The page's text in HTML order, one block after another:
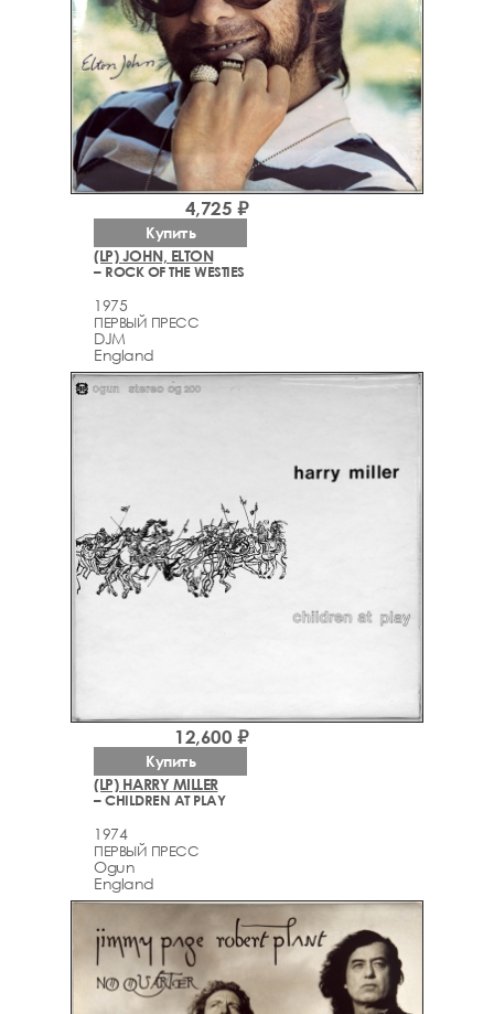
(LP) JOHN, ELTON
– ROCK OF THE WESTIES
1975
ПЕРВЫЙ ПРЕСС
DJM
England
4,725 ₽
Купить
(LP) HARRY MILLER
– CHILDREN AT PLAY
1974
ПЕРВЫЙ ПРЕСС
Ogun
England
12,600 ₽
Купить